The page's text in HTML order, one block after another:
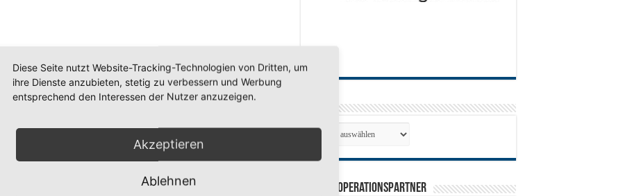
Archiv
SV 70 Kooperationspartner
Diese Seite nutzt Website-Tracking-Technologien von Dritten, um
ihre Dienste anzubieten, stetig zu verbessern und Werbung
entsprechend den Interessen der Nutzer anzuzeigen.
Akzeptieren
Ablehnen